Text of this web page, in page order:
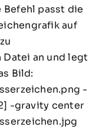
Befehl passt die
auf
Datei an und legt
Bild:
-
-gravity center